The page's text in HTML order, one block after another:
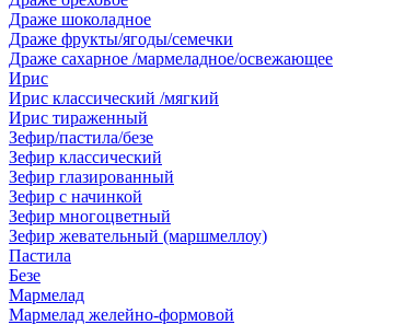
Драже шоколадное
Драже фрукты/ягоды/семечки
Драже сахарное /мармеладное/освежающее
Ирис
Ирис классический /мягкий
Ирис тираженный
Зефир/пастила/безе
Зефир классический
Зефир глазированный
Зефир с начинкой
Зефир многоцветный
Зефир жевательный (маршмеллоу)
Пастила
Безе
Мармелад
Мармелад желейно-формовой